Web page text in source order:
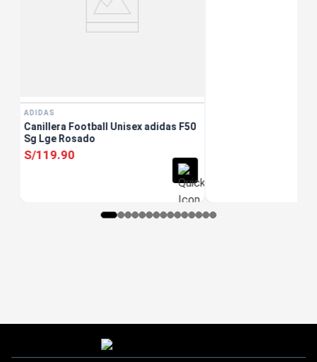
ADIDAS
Canillera Football Unisex adidas F50
Sg Lge Rosado
S/119.90